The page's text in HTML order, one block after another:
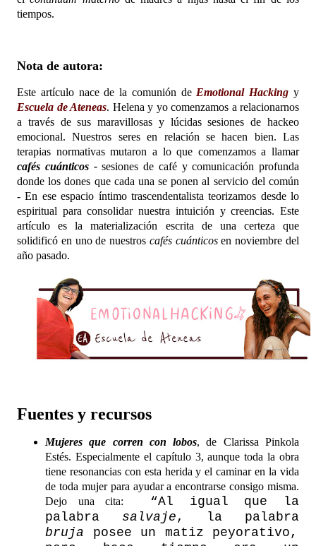
tiempos.
Nota de autora:
Este artículo nace de la comunión de Emotional Hacking y
Escuela de Ateneas. Helena y yo comenzamos a relacionarnos
a través de sus maravillosas y lúcidas sesiones de hackeo
emocional. Nuestros seres en relación se hacen bien. Las
terapias normativas mutaron a lo que comenzamos a llamar
cafés cuánticos -sesiones de café y comunicación profunda
donde los dones que cada una se ponen al servicio del común
-En ese espacio íntimo trascendentalista teorizamos desde lo
espiritual para consolidar nuestra intuición y creencias. Este
artículo es la materialización escrita de una certeza que
solidificó en uno de nuestros cafés cuánticosen noviembre del
año pasado.
Fuentes y recursos
Mujeres que corren con lobos, de Clarissa Pinkola
Estés. Especialmente el capítulo 3, aunque toda la obra
tiene resonancias con esta herida y el caminar en la vida
de toda mujer para ayudar a encontrarse consigo misma.
Dejo una cita:
“Al igual que la
palabra salvaje, la palabra
bruja posee un matiz peyorativo,